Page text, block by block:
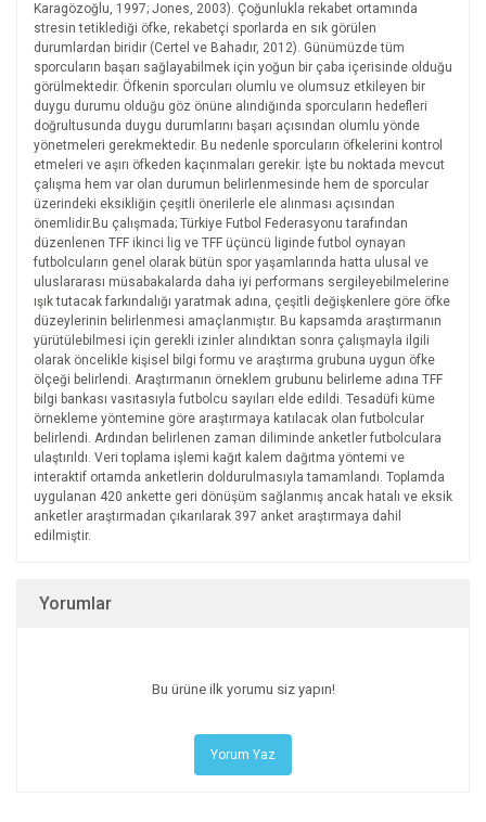
Karagözoğlu, 1997; Jones, 2003). Çoğunlukla rekabet ortamında
stresin tetiklediği öfke, rekabetçi sporlarda en sık görülen
durumlardan biridir (Certel ve Bahadır, 2012). Günümüzde tüm
sporcuların başarı sağlayabilmek için yoğun bir çaba içerisinde olduğu
görülmektedir. Öfkenin sporcuları olumlu ve olumsuz etkileyen bir
duygu durumu olduğu göz önüne alındığında sporcuların hedefleri
doğrultusunda duygu durumlarını başarı açısından olumlu yönde
yönetmeleri gerekmektedir. Bu nedenle sporcuların öfkelerini kontrol
etmeleri ve aşırı öfkeden kaçınmaları gerekir. İşte bu noktada mevcut
çalışma hem var olan durumun belirlenmesinde hem de sporcular
üzerindeki eksikliğin çeşitli önerilerle ele alınması açısından
önemlidir.Bu çalışmada; Türkiye Futbol Federasyonu tarafından
düzenlenen TFF ikinci lig ve TFF üçüncü liginde futbol oynayan
futbolcuların genel olarak bütün spor yaşamlarında hatta ulusal ve
uluslararası müsabakalarda daha iyi performans sergileyebilmelerine
ışık tutacak farkındalığı yaratmak adına, çeşitli değişkenlere göre öfke
düzeylerinin belirlenmesi amaçlanmıştır. Bu kapsamda araştırmanın
yürütülebilmesi için gerekli izinler alındıktan sonra çalışmayla ilgili
olarak öncelikle kişisel bilgi formu ve araştırma grubuna uygun öfke
ölçeği belirlendi. Araştırmanın örneklem grubunu belirleme adına TFF
bilgi bankası vasıtasıyla futbolcu sayıları elde edildi. Tesadüfi küme
örnekleme yöntemine göre araştırmaya katılacak olan futbolcular
belirlendi. Ardından belirlenen zaman diliminde anketler futbolculara
ulaştırıldı. Veri toplama işlemi kağıt kalem dağıtma yöntemi ve
interaktif ortamda anketlerin doldurulmasıyla tamamlandı. Toplamda
uygulanan 420 ankette geri dönüşüm sağlanmış ancak hatalı ve eksik
anketler araştırmadan çıkarılarak 397 anket araştırmaya dahil
edilmiştir.
Yorumlar
Bu ürüne ilk yorumu siz yapın!
Yorum Yaz